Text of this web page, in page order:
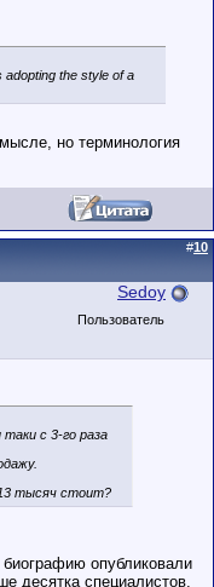
adopting the style of a
но терминология
#10
Sedoy
Пользователь
с 3-го раза
тысяч стоит?
опубликовали
десятка специалистов,